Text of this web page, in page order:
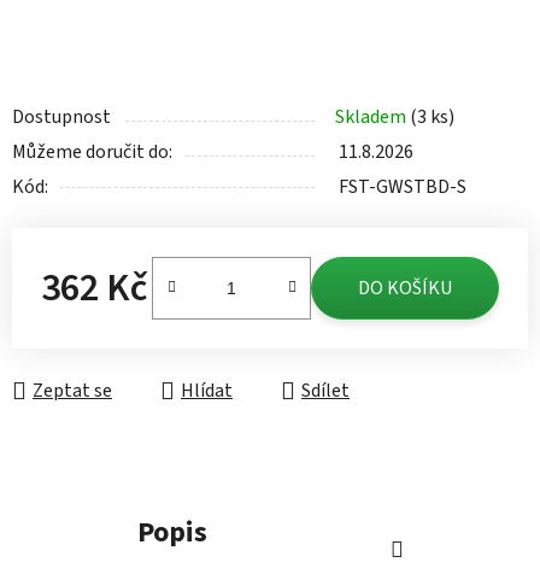
Dostupnost Skladem (3 ks)
Můžeme doručit do:
11.8.2026
Kód:
FST-GWSTBD-S
362 Kč DO KOŠÍKU
Zeptat se Hlídat Sdílet
Popis